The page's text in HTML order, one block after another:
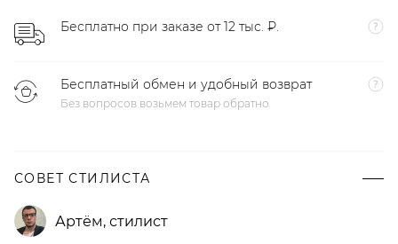
Бесплатно при заказе от 12 тыс. ₽.
Бесплатный обмен и удобный возврат
Без вопросов возьмем товар обратно
СОВЕТ СТИЛИСТА
Артём, стилист